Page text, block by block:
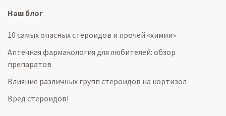
Наш блог
10 самых опасных стероидов и прочей «химии»
Аптечная фармакология для любителей: обзор
препаратов
Влияние различных групп стероидов на кортизол
Вред стероидов!